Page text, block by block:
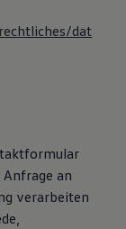
dat
an
verarbeiten